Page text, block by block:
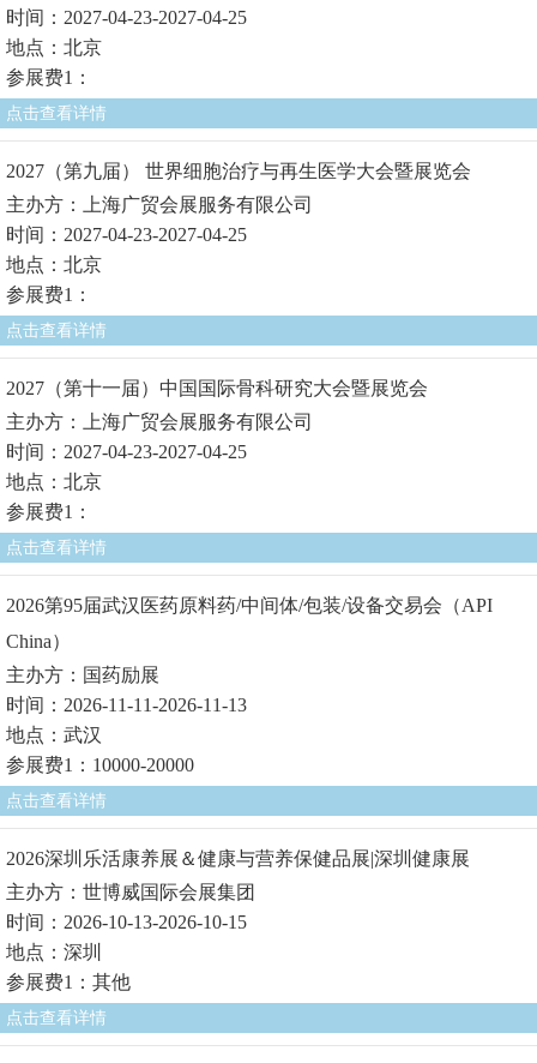
时间：2027-04-23-2027-04-25
地点：北京
参展费1：
点击查看详情
2027（第九届） 世界细胞治疗与再生医学大会暨展览会
主办方：上海广贸会展服务有限公司
时间：2027-04-23-2027-04-25
地点：北京
参展费1：
点击查看详情
2027（第十一届）中国国际骨科研究大会暨展览会
主办方：上海广贸会展服务有限公司
时间：2027-04-23-2027-04-25
地点：北京
参展费1：
点击查看详情
2026第95届武汉医药原料药/中间体/包装/设备交易会（API
China）
主办方：国药励展
时间：2026-11-11-2026-11-13
地点：武汉
参展费1：10000-20000
点击查看详情
2026深圳乐活康养展＆健康与营养保健品展|深圳健康展
主办方：世博威国际会展集团
时间：2026-10-13-2026-10-15
地点：深圳
参展费1：其他
点击查看详情